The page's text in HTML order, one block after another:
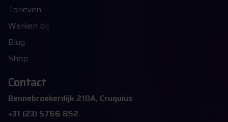
Tarieven
Werken bij
Blog
Shop
Contact
Bennebroekerdijk 210A, Cruquius
+31 (23) 5766 852